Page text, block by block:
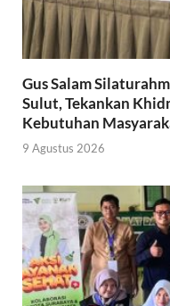
Gus Salam
Sulut, Tekankan
Kebutuhan
9 Agustus 2026